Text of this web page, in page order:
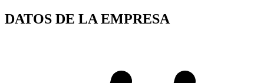
DATOS DE LA EMPRESA